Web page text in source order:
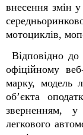
внесення змін
мотоциклів,
Відповідно
офіційному
марку, модель
об’єкта
зверненням, у
легкового